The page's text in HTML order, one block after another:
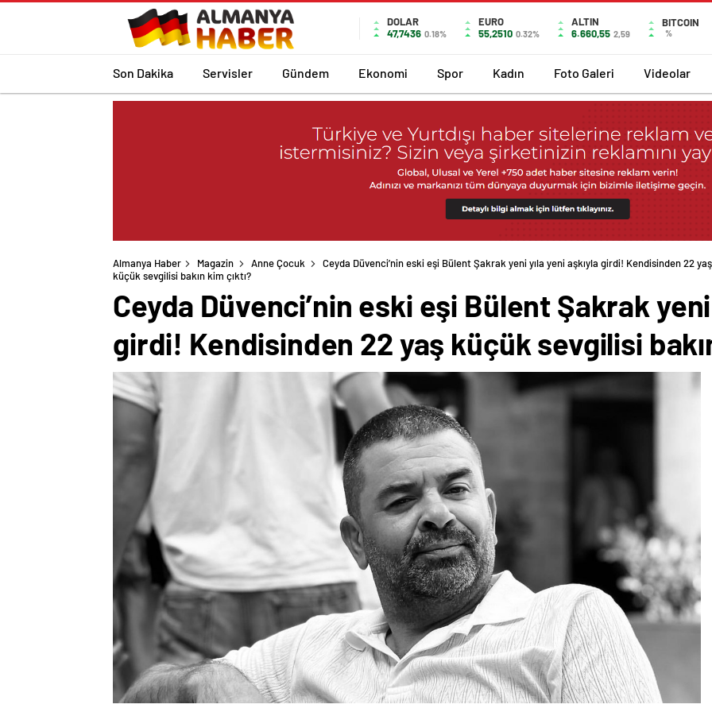
DOLAR
47,7436 0.18%
EURO
55,2510 0.32%
ALTIN
6.660,55 2,59
BITCOIN
%
Son Dakika Servisler Gündem Ekonomi Spor Kadın Foto Galeri Videolar
Almanya Haber Magazin Anne Çocuk
Ceyda Düvenci’nin eski eşi Bülent Şakrak yeni yıla yeni aşkıyla girdi! Kendisinden 22 yaş
küçük sevgilisi bakın kim çıktı?
Ceyda Düvenci’nin eski eşi Bülent Şakrak yeni
girdi! Kendisinden 22 yaş küçük sevgilisi